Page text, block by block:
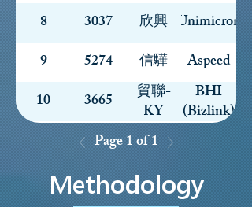
8
3037 欣興 Unimicron
9
5274 信驊
Aspeed
10
3665 貿聯-
KY
BHI
(Bizlink)
Page 1 of 1
Methodology